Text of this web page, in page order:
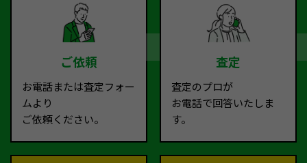
ご依頼
お電話または査定フォー
ムより
ご依頼ください。
査定
査定のプロが
お電話で回答いたしま
す。